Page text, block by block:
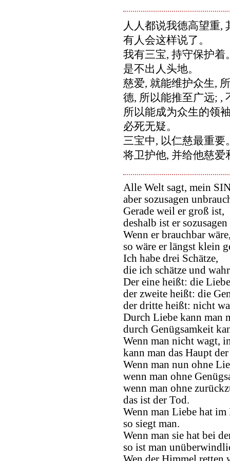
人人都说我德高望重,
有人会这样说了。
我有三宝, 持守保护着
是不出人头地。
慈爱, 就能维护众生,
德, 所以能推至广远; ,
所以能成为众生的领
必死无疑。
三宝中, 以仁慈最重要
将卫护他, 并给他慈爱
Alle Welt sagt, mein
aber sozusagen
Gerade weil er groß ist,
deshalb ist er
Wenn er brauchbar
so wäre er längst klein
Ich habe drei Schätze,
die ich schätze und
Der eine heißt: die
der zweite heißt: die
der dritte heißt: nicht
Durch Liebe kann man
durch Genügsamkeit
Wenn man nicht wagt,
kann man das Haupt
Wenn man nun ohne
wenn man ohne
wenn man ohne
das ist der Tod.
Wenn man Liebe hat im
so siegt man.
Wenn man sie hat bei
so ist man
Wen der Himmel retten